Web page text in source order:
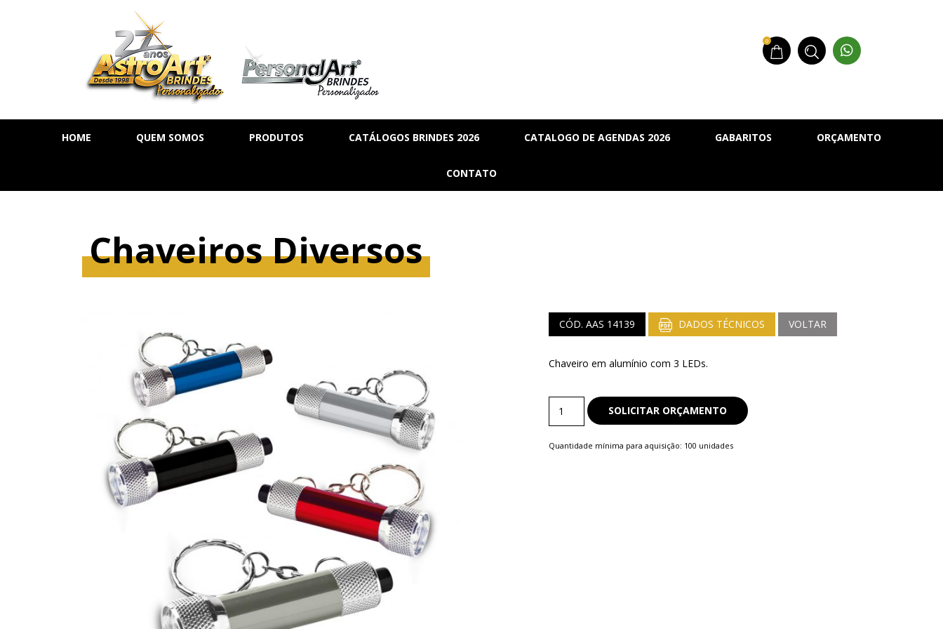
0
HOME QUEM SOMOS PRODUTOS
AGENDA SEMANAL
CADERNOS
MOLESKINE
CHAVEIROS
IMPORTADOS
IMPRESSOS COMERCIAIS
KIT CANETA LAPISEIRA
LÁPIS
PASTAS
PEN DRIVE
RISQUE RABISQUE
CATÁLOGOS BRINDES 2026
BRINDES_02
CATALOGO DE AGENDAS 2026 GABARITOS ORÇAMENTO
CONTATO
Chaveiros Diversos
CÓD. AAS 14139 DADOS TÉCNICOS VOLTAR
Chaveiro em alumínio com 3 LEDs.
Chaveiros
Diversos
SOLICITAR ORÇAMENTO
Quantidade mínima para aquisição: 100 unidades